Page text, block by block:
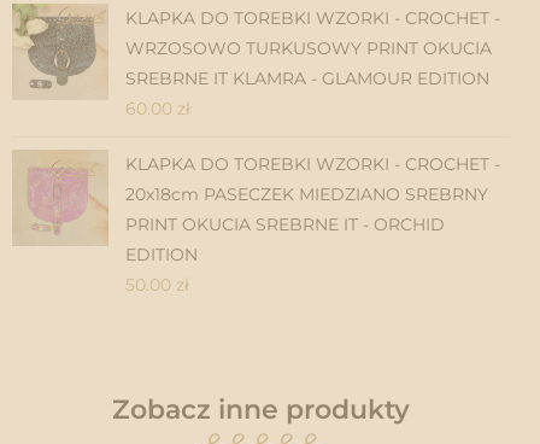
KLAPKA DO TOREBKI WZORKI - CROCHET -
WRZOSOWO TURKUSOWY PRINT OKUCIA
SREBRNE IT KLAMRA - GLAMOUR EDITION
60.00 zł
KLAPKA DO TOREBKI WZORKI - CROCHET -
20x18cm PASECZEK MIEDZIANO SREBRNY
PRINT OKUCIA SREBRNE IT - ORCHID
EDITION
50.00 zł
Zobacz inne produkty